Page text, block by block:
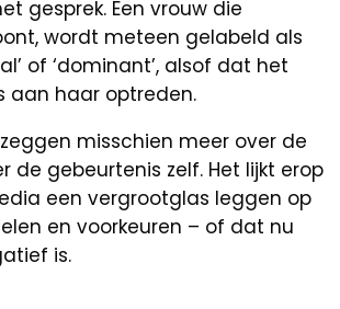
gesprek. Een vrouw die
wordt meteen gelabeld als
of ‘dominant’, alsof dat het
aan haar optreden.
misschien meer over de
de gebeurtenis zelf. Het lijkt erop
een vergrootglas leggen op
en voorkeuren – of dat nu
is.